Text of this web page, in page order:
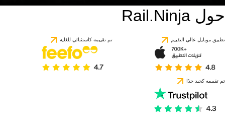
حول Rail.Ninja
تطبيق موبايل عالي التقييم تم تقييمه كاستثنائي للغاية
تم تقييمه كجيد جدًا